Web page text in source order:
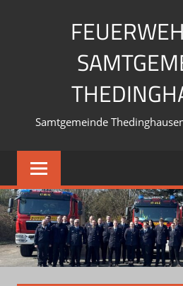
Samtgemeinde